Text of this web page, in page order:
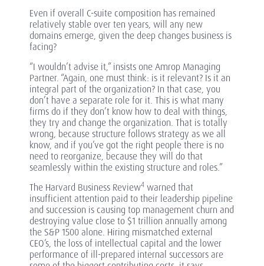
Even if overall C-suite composition has remained
relatively stable over ten years, will any new
domains emerge, given the deep changes business is
facing?
“I wouldn’t advise it,” insists one Amrop Managing
Partner. “Again, one must think: is it relevant? Is it an
integral part of the organization? In that case, you
don’t have a separate role for it. This is what many
firms do if they don’t know how to deal with things,
they try and change the organization. That is totally
wrong, because structure follows strategy as we all
know, and if you’ve got the right people there is no
need to reorganize, because they will do that
seamlessly within the existing structure and roles.”
The Harvard Business Review4 warned that
insufficient attention paid to their leadership pipeline
and succession is causing top management churn and
destroying value close to $1 trillion annually among
the S&P 1500 alone. Hiring mismatched external
CEO’s, the loss of intellectual capital and the lower
performance of ill-prepared internal successors are